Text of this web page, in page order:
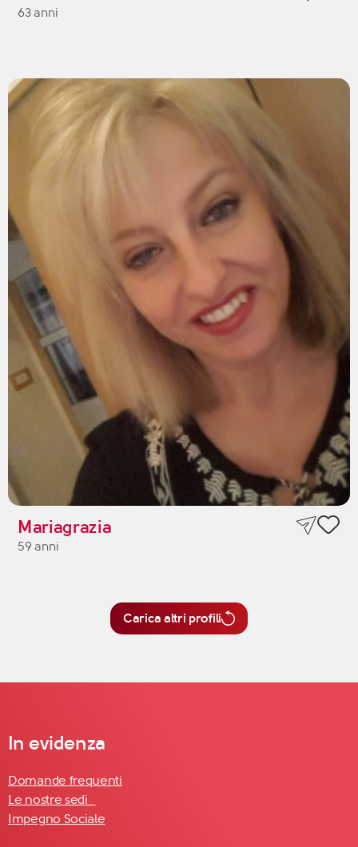
63 anni
Mariagrazia
59 anni
Carica altri profili
In evidenza
Domande frequenti
Le nostre sedi
Impegno Sociale